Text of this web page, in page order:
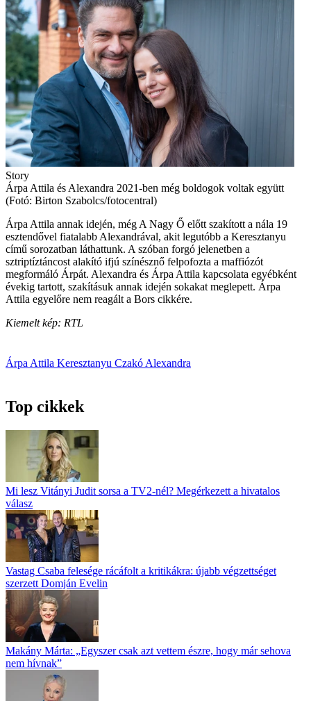
Story
Árpa Attila és Alexandra 2021-ben még boldogok voltak együtt
(Fotó: Birton Szabolcs/fotocentral)
Árpa Attila annak idején, még A Nagy Ő előtt szakított a nála 19
esztendővel fiatalabb Alexandrával, akit legutóbb a Keresztanyu
című sorozatban láthattunk. A szóban forgó jelenetben a
sztriptíztáncost alakító ifjú színésznő felpofozta a maffiózót
megformáló Árpát. Alexandra és Árpa Attila kapcsolata egyébként
évekig tartott, szakításuk annak idején sokakat meglepett. Árpa
Attila egyelőre nem reagált a Bors cikkére.
Kiemelt kép: RTL
Árpa Attila Keresztanyu Czakó Alexandra
Top cikkek
Mi lesz Vitányi Judit sorsa a TV2-nél? Megérkezett a hivatalos
válasz
Vastag Csaba felesége rácáfolt a kritikákra: újabb végzettséget
szerzett Domján Evelin
Makány Márta: „Egyszer csak azt vettem észre, hogy már sehova
nem hívnak”